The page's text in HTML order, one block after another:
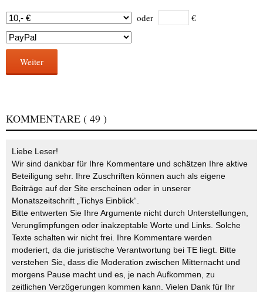
oder €
Weiter
KOMMENTARE ( 49 )
Liebe Leser!
Wir sind dankbar für Ihre Kommentare und schätzen Ihre aktive
Beteiligung sehr. Ihre Zuschriften können auch als eigene
Beiträge auf der Site erscheinen oder in unserer
Monatszeitschrift „Tichys Einblick“.
Bitte entwerten Sie Ihre Argumente nicht durch Unterstellungen,
Verunglimpfungen oder inakzeptable Worte und Links. Solche
Texte schalten wir nicht frei. Ihre Kommentare werden
moderiert, da die juristische Verantwortung bei TE liegt. Bitte
verstehen Sie, dass die Moderation zwischen Mitternacht und
morgens Pause macht und es, je nach Aufkommen, zu
zeitlichen Verzögerungen kommen kann. Vielen Dank für Ihr